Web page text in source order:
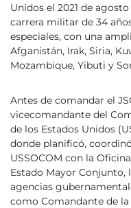
Unidos el 2021 de
carrera militar de 34
especiales, con una
Afganistán, Irak, Siria,
Mozambique, Yibuti y
Antes de comandar el
vicecomandante del
de los Estados Unidos
donde planificó,
USSOCOM con la
Estado Mayor
agencias
como Comandante de la